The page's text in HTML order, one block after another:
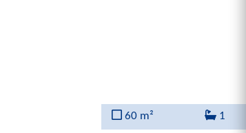
60 m² 1